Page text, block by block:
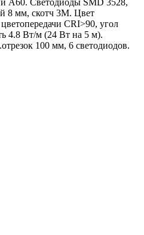
8 мм, скотч 3M. Цвет
CRI>90, угол
4.8 Вт/м (24 Вт на 5 м).
100 мм, 6 светодиодов.